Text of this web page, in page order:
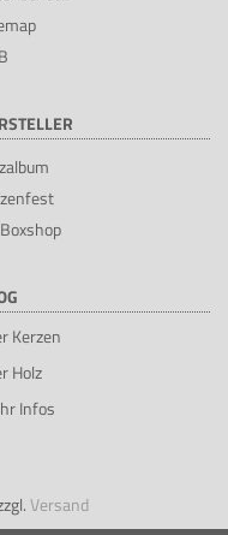
Kerzen
Holz
Infos
Versand